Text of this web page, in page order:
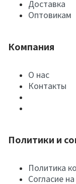
Доставка
Оптовикам
Компания
О нас
Контакты
Политики и
Политика
Согласие